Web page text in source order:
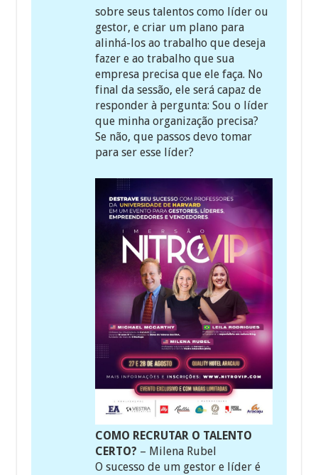
sobre seus talentos como líder ou
gestor, e criar um plano para
alinhá-los ao trabalho que deseja
fazer e ao trabalho que sua
empresa precisa que ele faça. No
final da sessão, ele será capaz de
responder à pergunta: Sou o líder
que minha organização precisa?
Se não, que passos devo tomar
para ser esse líder?
COMO RECRUTAR O TALENTO
CERTO? – Milena Rubel
O sucesso de um gestor e líder é